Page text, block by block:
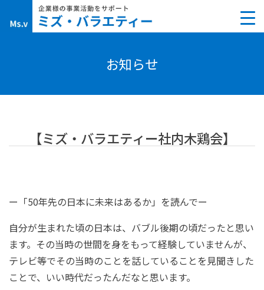
content
お知らせ
【ミズ・バラエティー社内木鶏会】
ー「50年先の日本に未来はあるか」を読んでー
自分が生まれた頃の日本は、バブル後期の頃だったと思い
ます。その当時の世間を身をもって経験していませんが、
テレビ等でその当時のことを話していることを見聞きした
ことで、いい時代だったんだなと思います。